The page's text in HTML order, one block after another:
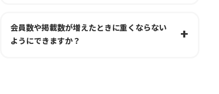
会員数や掲載数が増えたときに重くならない
ようにできますか？